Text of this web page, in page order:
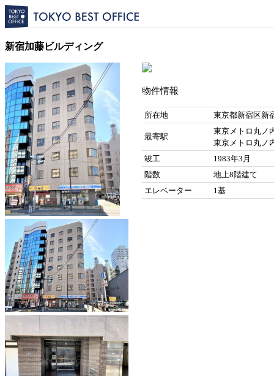
新宿加藤ビルディング
物件情報
所在地 東京都新宿区新
最寄駅
東京メトロ丸ノ
東京メトロ丸ノ
竣工
1983年3月
階数
地上8階建て
エレベーター
1基